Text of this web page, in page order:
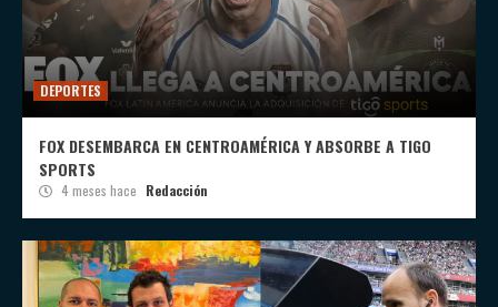
DEPORTES
FOX DESEMBARCA EN CENTROAMÉRICA Y ABSORBE A TIGO
SPORTS
4 meses hace Redacción